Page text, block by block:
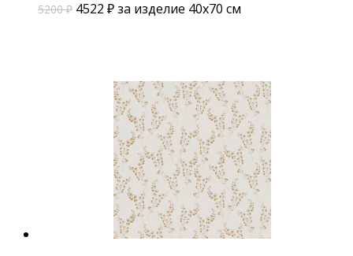
5200 ₽ 4522 ₽за изделие 40х70 см